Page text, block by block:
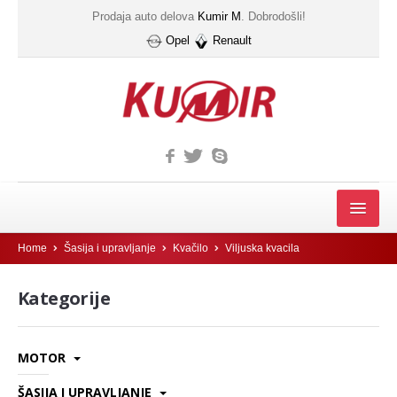
Prodaja auto delova Kumir M . Dobrodošli!
Opel
Renault
MOTOR
IZDUVNI SISTEM
Home Šasija i upravljanje Kvačilo Viljuska kvacila
Kategorije
MOTOR
Filter
ŠASIJA I UPRAVLJANJE